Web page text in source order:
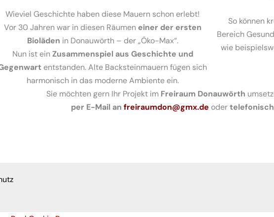
Wieviel Geschichte haben diese Mauern schon erlebt!
Vor 30 Jahren war in diesen Räumen einer der ersten
Bioläden in Donauwörth – der „Öko-Max“.
Nun ist einZusammenspiel aus Geschichte und
entstanden. Alte Backsteinmauern fügen sich
harmonisch in das moderne Ambiente ein.
So können
Bereich
wie
Sie möchten gern Ihr Projekt im Freiraum Donauwörth
per E-Mail an freiraumdon@gmx.de oder